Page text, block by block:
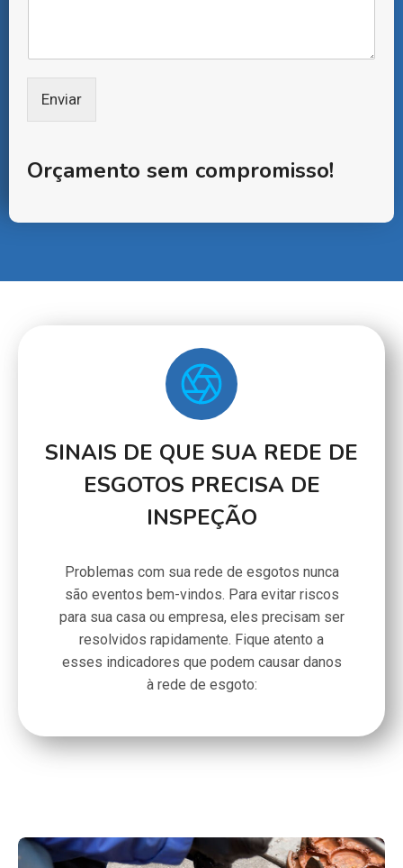
Enviar
Orçamento sem compromisso!
SINAIS DE QUE SUA REDE DE
ESGOTOS PRECISA DE
INSPEÇÃO
Problemas com sua rede de esgotos nunca
são eventos bem-vindos. Para evitar riscos
para sua casa ou empresa, eles precisam ser
resolvidos rapidamente. Fique atento a
esses indicadores que podem causar danos
à rede de esgoto: